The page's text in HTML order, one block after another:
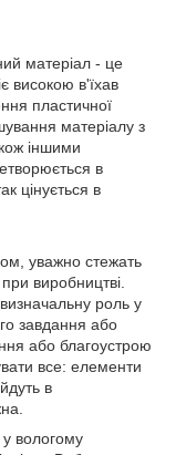
матеріал - це
високою в'їхав
пластичної
матеріалу з
іншими
в
цінується в
уважно стежать
виробництві.
визначальну роль у
завдання або
або благоустрою
все: елементи
в
вологому